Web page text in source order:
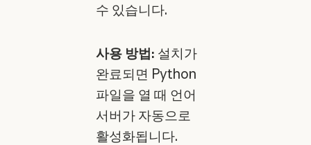
수 있습니다.
사용 방법: 설치가
완료되면 Python
파일을 열 때 언어
서버가 자동으로
활성화됩니다.